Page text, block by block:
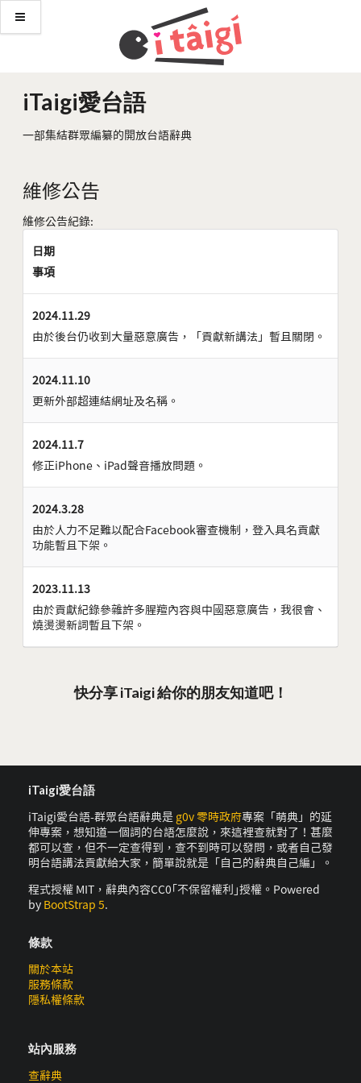
iTaigi愛台語
一部集結群眾編纂的開放台語辭典
維修公告
維修公告紀錄:
日期
事項
2024.11.29
由於後台仍收到大量惡意廣告，「貢獻新講法」暫且關閉。
2024.11.10
更新外部超連結網址及名稱。
2024.11.7
修正iPhone、iPad聲音播放問題。
2024.3.28
由於人力不足難以配合Facebook審查機制，登入具名貢獻
功能暫且下架。
2023.11.13
由於貢獻紀錄參雜許多腥羶內容與中國惡意廣告，我很會、
燒燙燙新詞暫且下架。
快分享 iTaigi 給你的朋友知道吧！
iTaigi愛台語
iTaigi愛台語-群眾台語辭典是 g0v 零時政府專案「萌典」的延
伸專案，想知道一個詞的台語怎麼說，來這裡查就對了！甚麼
都可以查，但不一定查得到，查不到時可以發問，或者自己發
明台語講法貢獻給大家，簡單說就是「自己的辭典自己編」。
程式授權 MIT，辭典內容CC0｢不保留權利｣授權。Powered
by BootStrap 5.
條款
關於本站
服務條款
隱私權條款
站內服務
查辭典